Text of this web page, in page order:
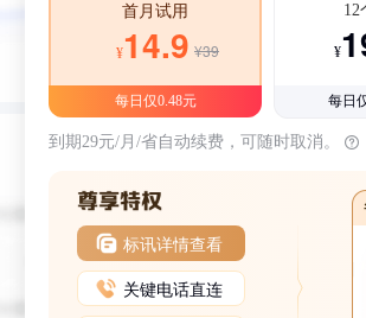
首月试用
¥14.9 ¥39
每日仅0.48元
12
¥
每日
到期29元/月/省自动续费，可随时取消。
标讯详情查看
关键电话直连